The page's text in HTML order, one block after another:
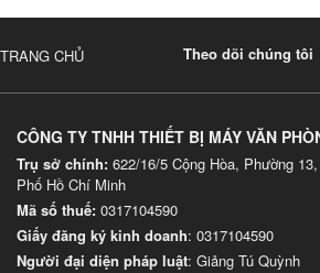
TRANG CHỦ Theo dõi chúng tôi
CÔNG TY TNHH THIẾT BỊ MÁY VĂN
Trụ sở chính: 622/16/5 Cộng Hòa, Phường
Phố Hồ Chí Minh
Mã số thuế: 0317104590
Giấy đăng ký kinh doanh: 0317104590
Người đại diện pháp luật: Giảng Tú Quỳnh